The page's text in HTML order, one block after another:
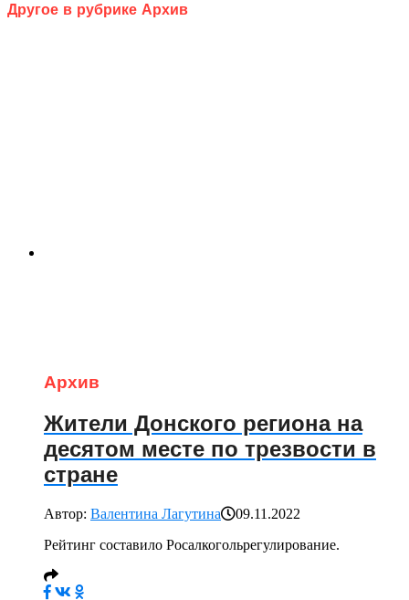
Другое в рубрике Архив
Архив
Жители Донского региона на
десятом месте по трезвости в
стране
Автор: Валентина Лагутина
09.11.2022
Рейтинг составило Росалкогольрегулирование.